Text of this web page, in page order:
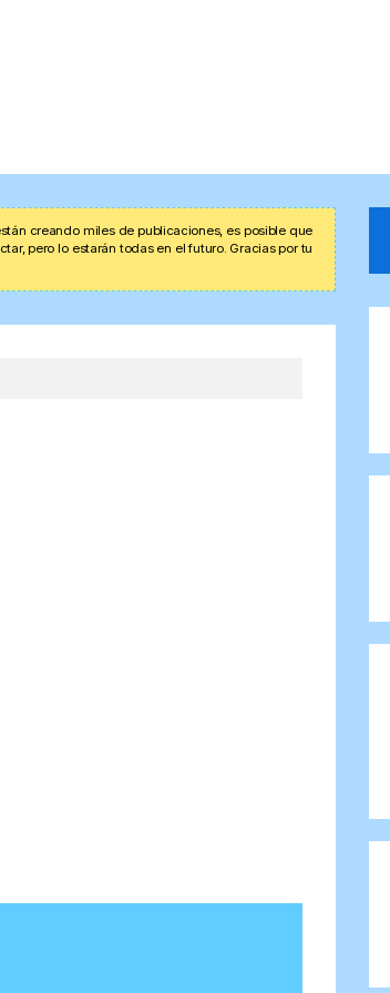
creando miles de publicaciones, es posible que
pero lo estarán todas en el futuro. Gracias por tu